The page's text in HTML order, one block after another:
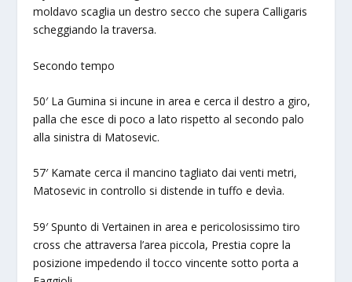
moldavo scaglia un destro secco che supera Calligaris
scheggiando la traversa.
Secondo tempo
50′ La Gumina si incune in area e cerca il destro a giro,
palla che esce di poco a lato rispetto al secondo palo
alla sinistra di Matosevic.
57′ Kamate cerca il mancino tagliato dai venti metri,
Matosevic in controllo si distende in tuffo e devìa.
59′ Spunto di Vertainen in area e pericolosissimo tiro
cross che attraversa l’area piccola, Prestia copre la
posizione impedendo il tocco vincente sotto porta a